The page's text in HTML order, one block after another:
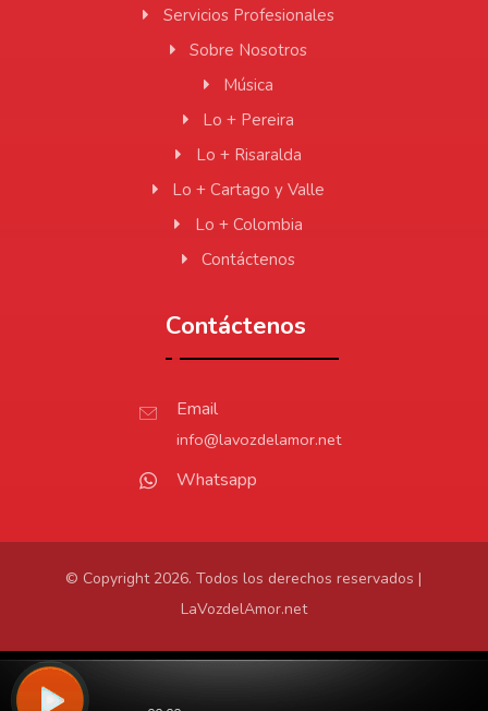
Servicios Profesionales
Sobre Nosotros
Música
Lo + Pereira
Lo + Risaralda
Lo + Cartago y Valle
Lo + Colombia
Contáctenos
Contáctenos
Email
info@lavozdelamor.net
Whatsapp
© Copyright 2026. Todos los derechos reservados |
LaVozdelAmor.net
Protección de Datos
Desarrollado por